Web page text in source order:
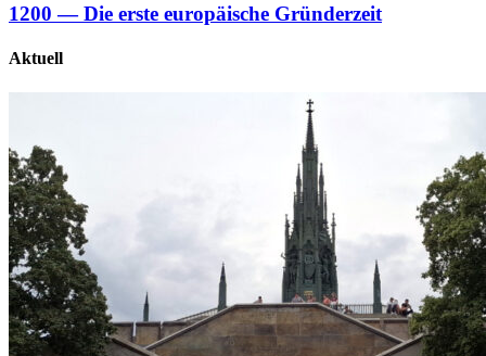
1200 — Die erste europäische Gründerzeit
Aktuell